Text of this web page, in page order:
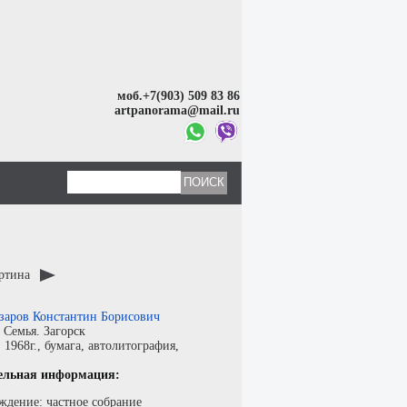
моб.+7(903) 509 83 86
artpanorama@mail.ru
Константин Борисович
Семья. Загорск
1968г., бумага, автолитография,
информация:
частное собрание